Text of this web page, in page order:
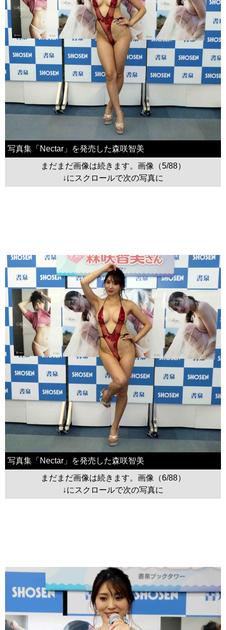
写真集「Nectar」を発売した森咲智美
まだまだ画像は続きます。画像（5/88）
↓にスクロールで次の写真に
写真集「Nectar」を発売した森咲智美
まだまだ画像は続きます。画像（6/88）
↓にスクロールで次の写真に